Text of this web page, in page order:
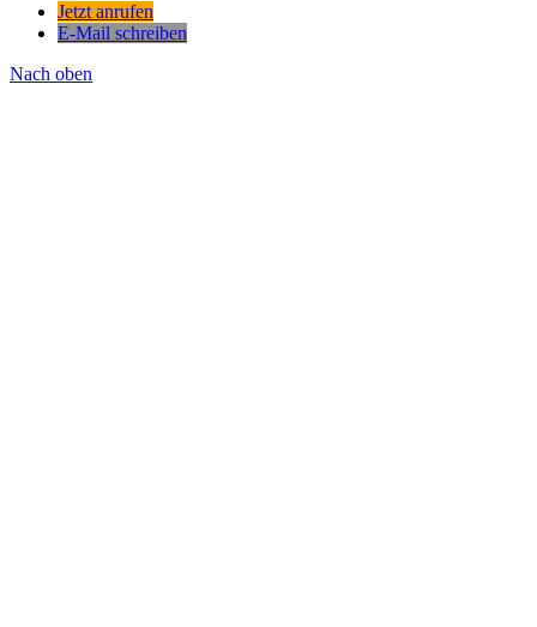
Jetzt anrufen
E-Mail schreiben
Nach oben